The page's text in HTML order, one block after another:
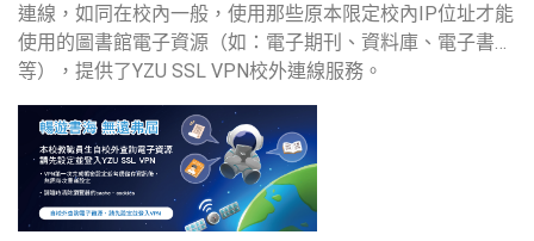
連線，如同在校內一般，使用那些原本限定校內IP位址才能
使用的圖書館電子資源（如：電子期刊、資料庫、電子書…
等），提供了YZU SSL VPN校外連線服務。